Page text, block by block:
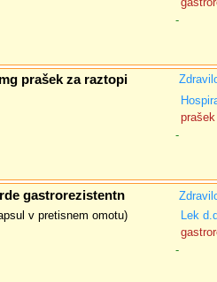
-
prašek za raztopi
-
gastrorezistentn
v pretisnem omotu)
Lek
-